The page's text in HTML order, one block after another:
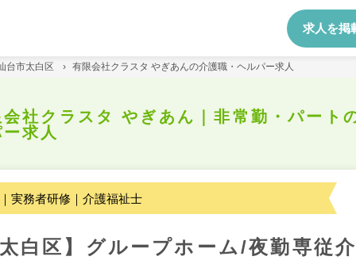
求人を掲
台市太白区 › 有限会社クラスタ やぎあんの介護職・ヘルパー求人
会社クラスタ やぎあん｜非常勤・パート
求人
実務者研修｜介護福祉士
白区】グループホーム/夜勤専従